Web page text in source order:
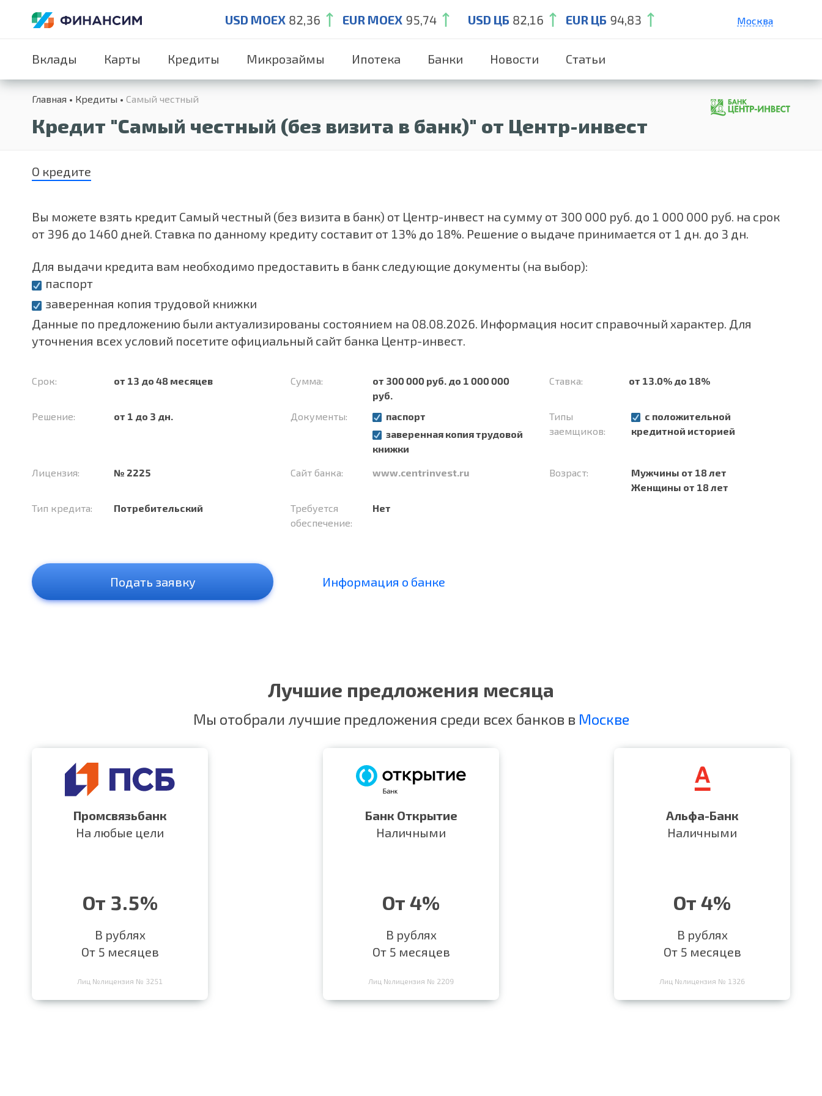
USD MOEX 82,36 EUR MOEX 95,74 USD ЦБ 82,16 EUR ЦБ 94,83 Москва
Краснодар
Нижний Новгород
Вклады Карты Кредиты Микрозаймы Ипотека Банки Новости Статьи
Главная Кредиты Самый честный
Кредит "Самый честный (без визита в банк)" от Центр-инвест
О кредите
Вы можете взять кредит Самый честный (без визита в банк) от Центр-инвест на сумму от 300 000 руб. до 1 000 000 руб. на срок
от 396 до 1460 дней. Ставка по данному кредиту составит от 13% до 18%. Решение о выдаче принимается от 1 дн. до 3 дн.
Для выдачи кредита вам необходимо предоставить в банк следующие документы (на выбор):
паспорт
заверенная копия трудовой книжки
Данные по предложению были актуализированы состоянием на 08.08.2026. Информация носит справочный характер. Для
уточнения всех условий посетите официальный сайт банка Центр-инвест.
Срок: от 13 до 48 месяцев Сумма:
от 300 000 руб. до 1 000 000
руб.
Ставка: от 13.0% до 18%
Решение: от 1 до 3 дн. Документы:
паспорт
заверенная копия трудовой
книжки
Типы
заемщиков:
с положительной
кредитной историей
Лицензия: № 2225 Сайт банка: www.centrinvest.ru Возраст:
Мужчины от 18 лет
Женщины от 18 лет
Тип кредита:
Потребительский
Требуется
обеспечение:
Нет
Подать заявку Информация о банке
Лучшие предложения месяца
Мы отобрали лучшие предложения среди всех банков в Москве
Промсвязьбанк
На любые цели
От 3.5%
В рублях
От 5 месяцев
Лиц №лицензия № 3251
Банк Открытие
Наличными
От 4%
В рублях
От 5 месяцев
Лиц №лицензия № 2209
Альфа-Банк
Наличными
От 4%
В рублях
От 5 месяцев
Лиц №лицензия № 1326